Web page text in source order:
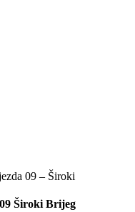
09 – Široki
Široki Brijeg